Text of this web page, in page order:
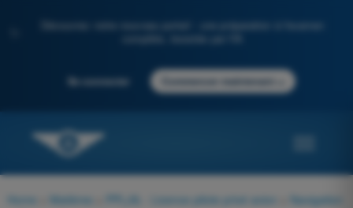
Découvrez notre nouveau portail : une préparation à l'examen
Se connecter Commencer maintenant
Home Matières PPL(A) - Licence pilote privé avion
Navigation